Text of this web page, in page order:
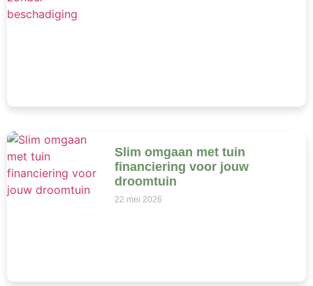
Slim omgaan met tuin
financiering voor jouw
droomtuin
22 mei 2026